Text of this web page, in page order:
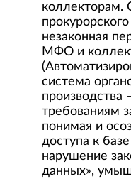
коллекторам.
незаконная
МФО и
система
производства
требованиям
понимая и
доступа к
нарушение
данных»,